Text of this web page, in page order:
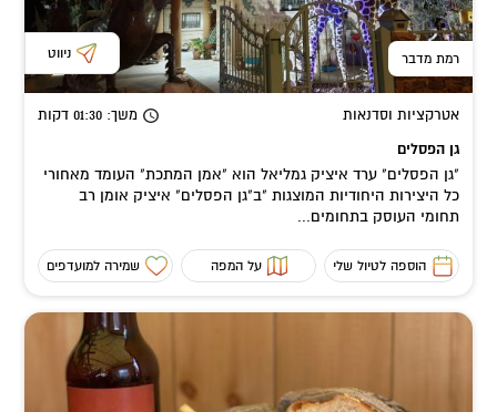
רמת מדבר ניווט
אטרקציות וסדנאות משך: 01:30 דקות
גן הפסלים
"גן הפסלים" ערד איציק גמליאל הוא "אמן המתכת" העומד מאחורי
כל היצירות היחודיות המוצגות "ב"גן הפסלים" איציק אומן רב
תחומי העוסק בתחומים...
הוספה לטיול שלי על המפה שמירה למועדפים